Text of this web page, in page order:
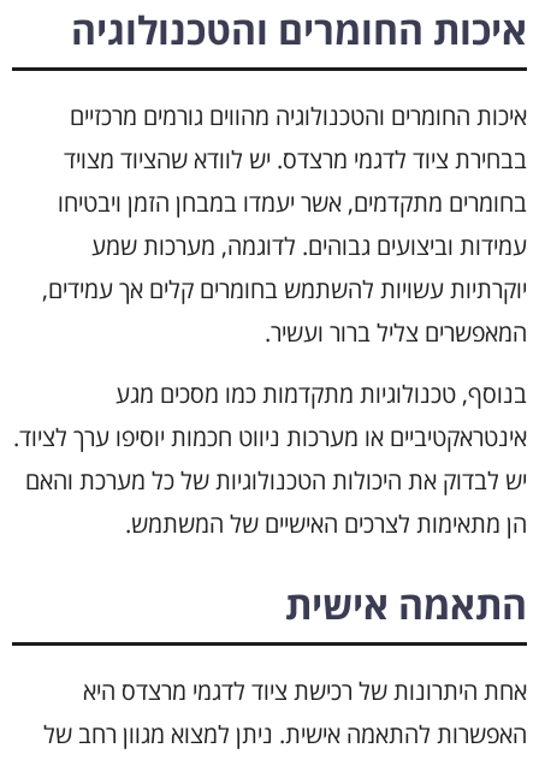
איכות החומרים והטכנולוגיה
איכות החומרים והטכנולוגיה מהווים גורמים מרכזיים
בבחירת ציוד לדגמי מרצדס. יש לוודא שהציוד מצויד
בחומרים מתקדמים, אשר יעמדו במבחן הזמן ויבטיחו
עמידות וביצועים גבוהים. לדוגמה, מערכות שמע
יוקרתיות עשויות להשתמש בחומרים קלים אך עמידים,
המאפשרים צליל ברור ועשיר.
בנוסף, טכנולוגיות מתקדמות כמו מסכים מגע
אינטראקטיביים או מערכות ניווט חכמות יוסיפו ערך לציוד.
יש לבדוק את היכולות הטכנולוגיות של כל מערכת והאם
הן מתאימות לצרכים האישיים של המשתמש.
התאמה אישית
אחת היתרונות של רכישת ציוד לדגמי מרצדס היא
האפשרות להתאמה אישית. ניתן למצוא מגוון רחב של